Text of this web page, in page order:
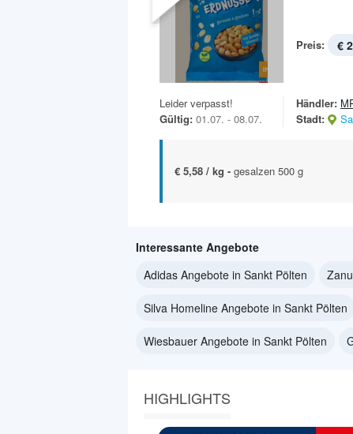
Preis: €
Leider verpasst!
Gültig: 01.07. - 08.07.
Händler:
Stadt:
€ 5,58 / kg - gesalzen 500 g
Interessante Angebote
Adidas Angebote in Sankt Pölten
Silva Homeline Angebote in Sankt Pölten
Wiesbauer Angebote in Sankt Pölten
HIGHLIGHTS